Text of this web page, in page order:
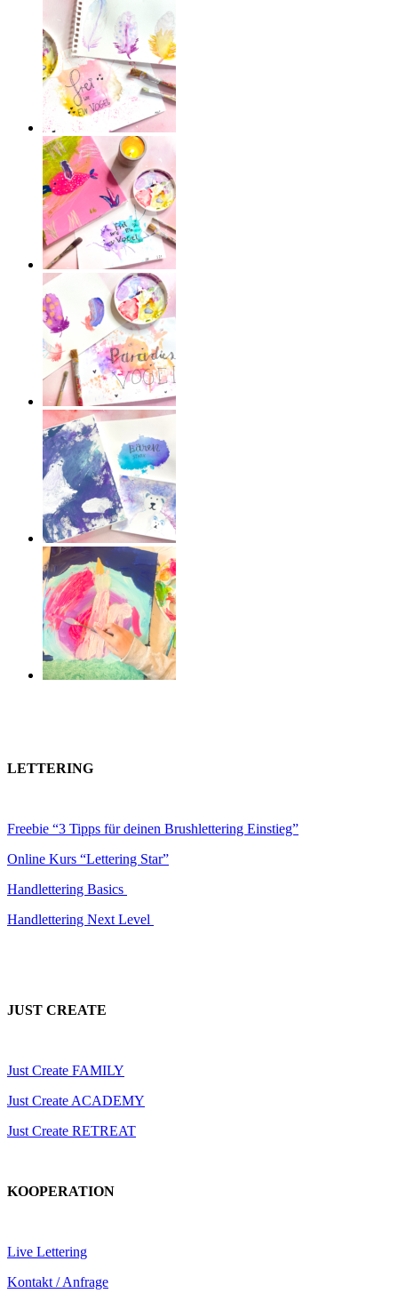
LETTERING
Freebie “3 Tipps für deinen Brushlettering Einstieg”
Online Kurs “Lettering Star”
Handlettering Basics
Handlettering Next Level
JUST CREATE
Just Create FAMILY
Just Create ACADEMY
Just Create RETREAT
KOOPERATION
Live Lettering
Kontakt / Anfrage